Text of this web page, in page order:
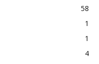
58
1
1
4